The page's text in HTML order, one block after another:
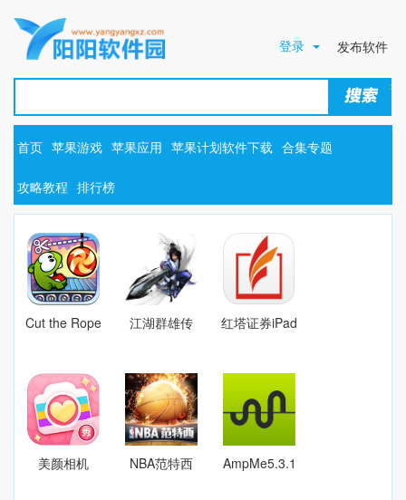
登录 发布软件
首页 苹果游戏 苹果应用 苹果计划软件下载 合集专题
攻略教程 排行榜
Cut the Rope
For iphone
江湖群雄传
红塔证券iPad
美颜相机
NBA范特西
AmpMe5.3.1